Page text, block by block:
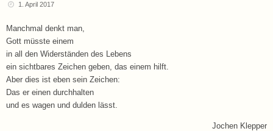
1. April 2017
Manchmal denkt man,
Gott müsste einem
in all den Widerständen des Lebens
ein sichtbares Zeichen geben, das einem hilft.
Aber dies ist eben sein Zeichen:
Das er einen durchhalten
und es wagen und dulden lässt.
Jochen Klepper